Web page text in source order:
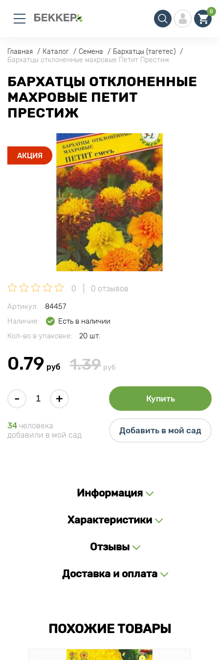
0
Главная Каталог Семена
Бархатцы (тагетес)
Бархатцы отклоненные махровые Петит Престиж
БАРХАТЦЫ ОТКЛОНЕННЫЕ
МАХРОВЫЕ ПЕТИТ
ПРЕСТИЖ
АКЦИЯ
0 0 отзывов
Артикул:
84457
Наличие:
Есть в наличии
Кол-во в упаковке:
20 шт.
0.79 руб 1.39 руб
- + Купить
34 человека
добавили в мой сад
Добавить в мой сад
Информация
Характеристики
Отзывы
Доставка и оплата
ПОХОЖИЕ ТОВАРЫ